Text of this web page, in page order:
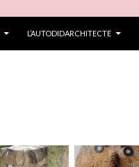
L’AUTODIDARCHITECTE